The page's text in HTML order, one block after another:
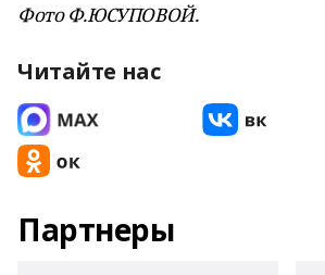
Фото Ф.ЮСУПОВОЙ.
Читайте нас
Партнеры